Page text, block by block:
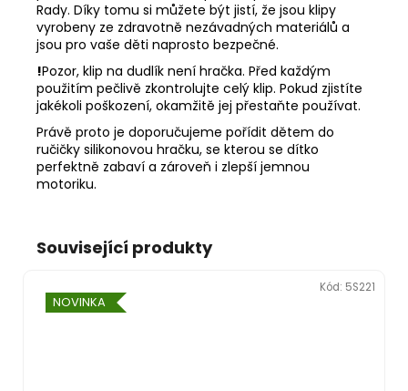
Rady. Díky tomu si můžete být jistí, že jsou klipy
vyrobeny ze zdravotně nezávadných materiálů a
jsou pro vaše děti naprosto bezpečné.
!Pozor, klip na dudlík není hračka. Před každým
použitím pečlivě zkontrolujte celý klip. Pokud zjistíte
jakékoli poškození, okamžitě jej přestaňte používat.
Právě proto je doporučujeme pořídit dětem do
ručičky silikonovou hračku, se kterou se dítko
perfektně zabaví a zároveň i zlepší jemnou
motoriku.
Související produkty
NOVINKA
Kód: 5S221